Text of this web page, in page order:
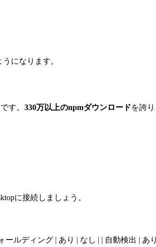
になります。
す。 330万以上のnpmダウンロードを誇
に接続しましょう。
ルディング | あり | なし | | 自動検出 | あ